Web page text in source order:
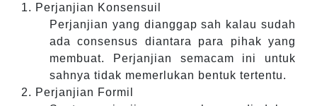
1. Perjanjian Konsensuil
Perjanjian yang dianggap sah kalau sudah
ada consensus diantara para pihak yang
membuat. Perjanjian semacam ini untuk
sahnya tidak memerlukan bentuk tertentu.
2. Perjanjian Formil